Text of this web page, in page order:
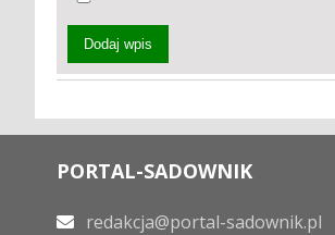
Dodaj wpis
PORTAL-SADOWNIK
redakcja@portal-sadownik.pl